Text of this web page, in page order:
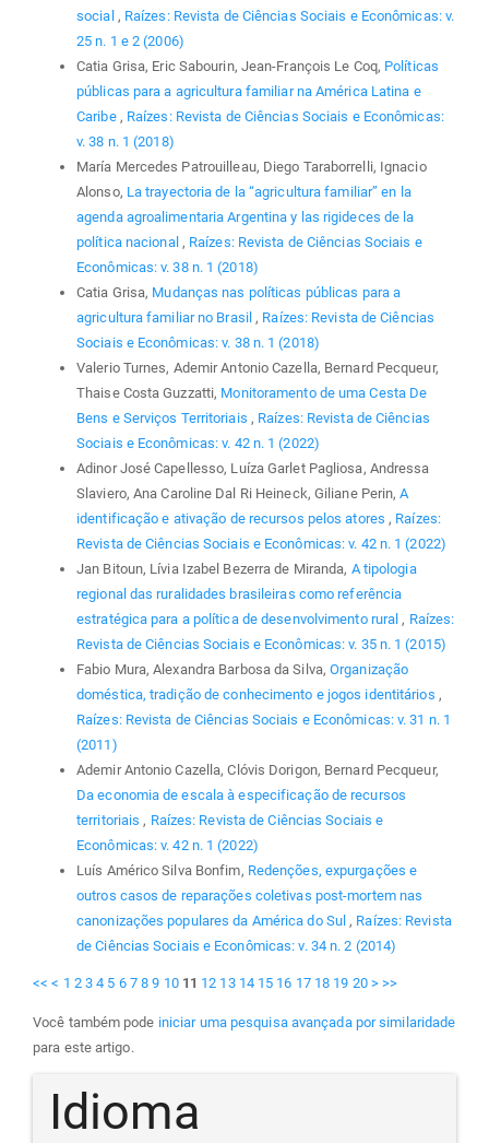
social , Raízes: Revista de Ciências Sociais e Econômicas: v.
25 n. 1 e 2 (2006)
Catia Grisa, Eric Sabourin, Jean-François Le Coq, Políticas
públicas para a agricultura familiar na América Latina e
Caribe , Raízes: Revista de Ciências Sociais e Econômicas:
v. 38 n. 1 (2018)
María Mercedes Patrouilleau, Diego Taraborrelli, Ignacio
Alonso, La trayectoria de la “agricultura familiar” en la
agenda agroalimentaria Argentina y las rigideces de la
política nacional , Raízes: Revista de Ciências Sociais e
Econômicas: v. 38 n. 1 (2018)
Catia Grisa, Mudanças nas políticas públicas para a
agricultura familiar no Brasil , Raízes: Revista de Ciências
Sociais e Econômicas: v. 38 n. 1 (2018)
Valerio Turnes, Ademir Antonio Cazella, Bernard Pecqueur,
Thaise Costa Guzzatti, Monitoramento de uma Cesta De
Bens e Serviços Territoriais , Raízes: Revista de Ciências
Sociais e Econômicas: v. 42 n. 1 (2022)
Adinor José Capellesso, Luíza Garlet Pagliosa, Andressa
Slaviero, Ana Caroline Dal Ri Heineck, Giliane Perin,A
identificação e ativação de recursos pelos atores , Raízes:
Revista de Ciências Sociais e Econômicas: v. 42 n. 1 (2022)
Jan Bitoun, Lívia Izabel Bezerra de Miranda, A tipologia
regional das ruralidades brasileiras como referência
estratégica para a política de desenvolvimento rural , Raízes:
Revista de Ciências Sociais e Econômicas: v. 35 n. 1 (2015)
Fabio Mura, Alexandra Barbosa da Silva,Organização
doméstica, tradição de conhecimento e jogos identitários ,
Raízes: Revista de Ciências Sociais e Econômicas: v. 31 n. 1
(2011)
Ademir Antonio Cazella, Clóvis Dorigon, Bernard Pecqueur,
Da economia de escala à especificação de recursos
territoriais , Raízes: Revista de Ciências Sociais e
Econômicas: v. 42 n. 1 (2022)
Luís Américo Silva Bonfim, Redenções, expurgações e
outros casos de reparações coletivas post-mortem nas
canonizações populares da América do Sul , Raízes: Revista
de Ciências Sociais e Econômicas: v. 34 n. 2 (2014)
<< < 1 2 3 4 5 6 7 8 9 10 11 12 13 14 15 16 17 18 19 20 > >>
Você também pode iniciar uma pesquisa avançada por similaridade
para este artigo.
Idioma